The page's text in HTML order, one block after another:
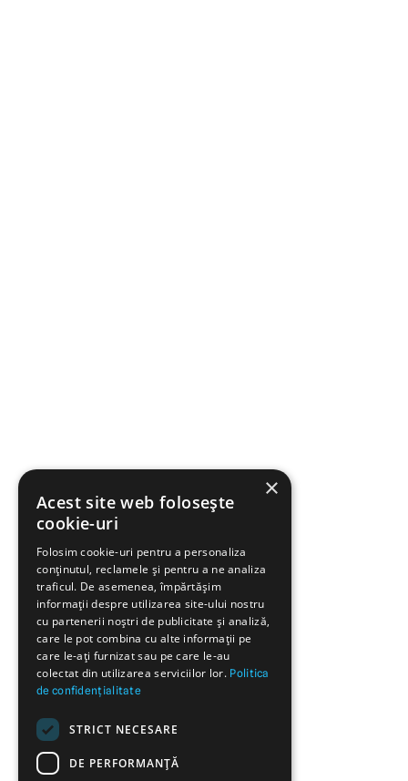
×
Acest site web folosește
cookie-uri
Folosim cookie-uri pentru a personaliza
conținutul, reclamele și pentru a ne analiza
traficul. De asemenea, împărtășim
informații despre utilizarea site-ului nostru
cu partenerii noștri de publicitate și analiză,
care le pot combina cu alte informații pe
care le-ați furnizat sau pe care le-au
colectat din utilizarea serviciilor lor. Politica
de confidențialitate
STRICT NECESARE
DE PERFORMANȚĂ